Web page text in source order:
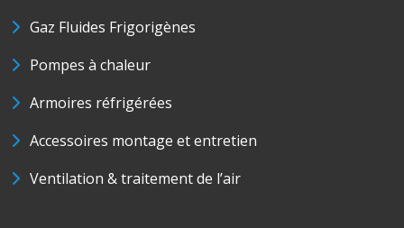
Gaz Fluides Frigorigènes
Pompes à chaleur
Armoires réfrigérées
Accessoires montage et entretien
Ventilation & traitement de l’air